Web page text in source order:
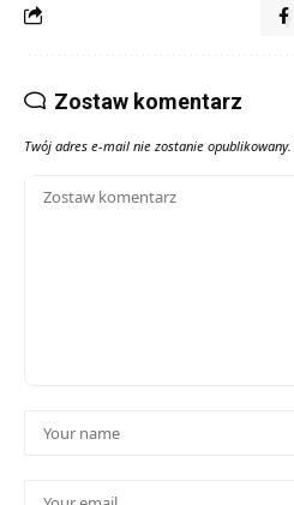
Zostaw komentarz
Twój adres e-mail nie zostanie opublikowany.